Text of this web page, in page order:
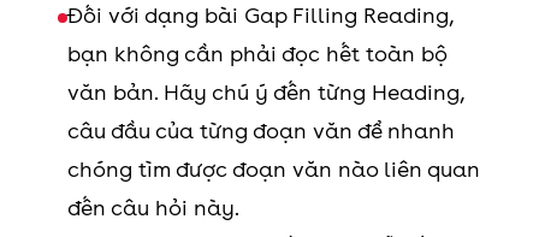
Đối với dạng bài Gap Filling Reading,
bạn không cần phải đọc hết toàn bộ
văn bản. Hãy chú ý đến từng Heading,
câu đầu của từng đoạn văn để nhanh
chóng tìm được đoạn văn nào liên quan
đến câu hỏi này.